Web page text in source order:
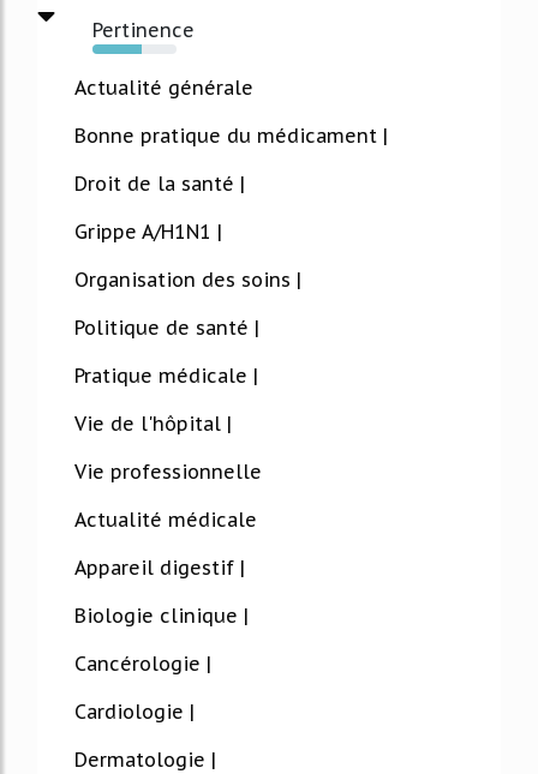
Pertinence
59%
Actualité générale
Bonne pratique du médicament |
Droit de la santé |
Grippe A/H1N1 |
Organisation des soins |
Politique de santé |
Pratique médicale |
Vie de l'hôpital |
Vie professionnelle
Actualité médicale
Appareil digestif |
Biologie clinique |
Cancérologie |
Cardiologie |
Dermatologie |